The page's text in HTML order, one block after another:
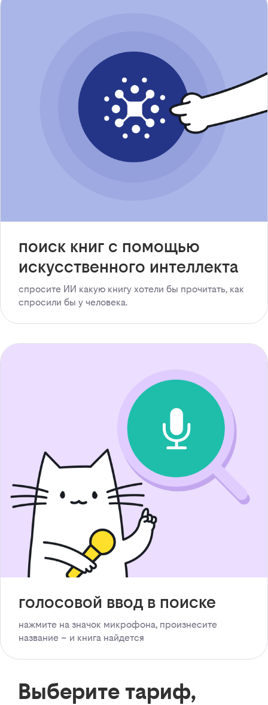
поиск книг с помощью
искусственного интеллекта
спросите ИИ какую книгу хотели бы прочитать, как
спросили бы у человека.
голосовой ввод в поиске
нажмите на значок микрофона, произнесите
название – и книга найдется
Выберите тариф,